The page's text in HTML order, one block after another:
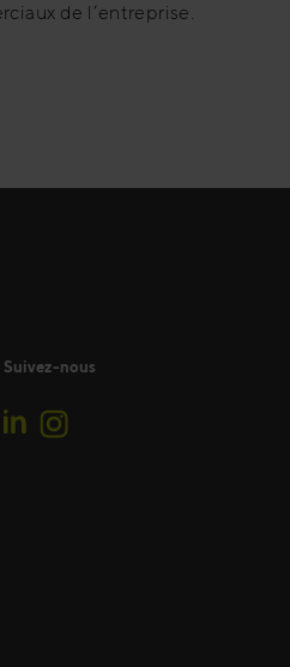
de l’entreprise.
Suivez-nous